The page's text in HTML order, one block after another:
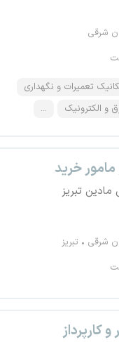
شرقی
تعمیرات و نگهداری
و الکترونیک
...
مامور خرید
تبریز
شرقی
تبریز
کارپرداز